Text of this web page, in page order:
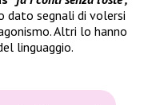
dato segnali di volersi
Altri lo hanno
linguaggio.